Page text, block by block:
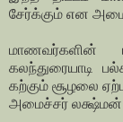
சேர்க்கும் என
மாணவர்களின்
கலந்துரையாடி
கற்கும் சூழலை
அமைச்சர் லக்ஷ்மன்